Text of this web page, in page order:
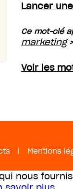
Lancer
Ce mot-clé
marketing
Voir les
| Mentions
nous